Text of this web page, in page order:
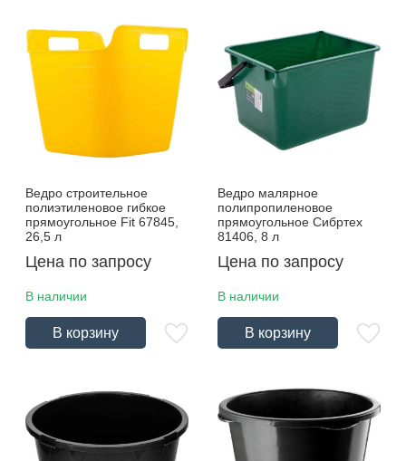
Ведро строительное
полиэтиленовое гибкое
прямоугольное Fit 67845,
26,5 л
Цена по запросу
В наличии
В корзину
Ведро малярное
полипропиленовое
прямоугольное Сибртех
81406, 8 л
Цена по запросу
В наличии
В корзину